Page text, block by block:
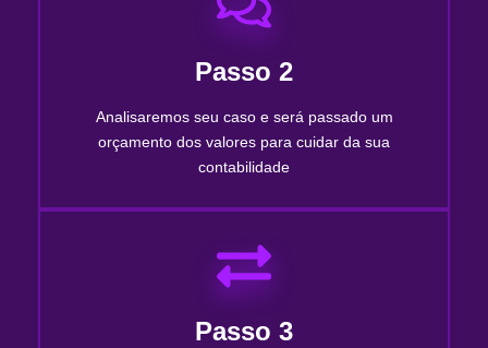
Passo 2
Analisaremos seu caso e será passado um
orçamento dos valores para cuidar da sua
contabilidade
Passo 3